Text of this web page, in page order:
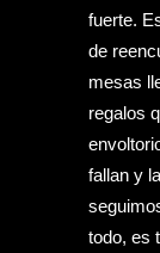
fuerte.
de
mesas
regalos
fallan y
todo, es